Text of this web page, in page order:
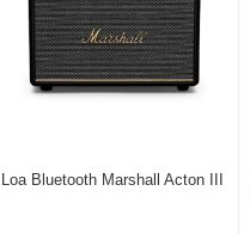
Loa Bluetooth Marshall Acton III